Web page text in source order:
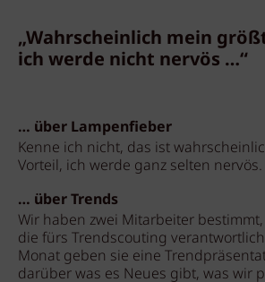
„Wahrscheinlich mein
ich werde nicht nervös …“
… über Lampenfieber
Kenne ich nicht, das ist
Vorteil, ich werde ganz selten nervös.
… über Trends
Wir haben zwei Mitarbeiter
die fürs Trendscouting
Monat geben sie eine
darüber was es Neues gibt, was wir